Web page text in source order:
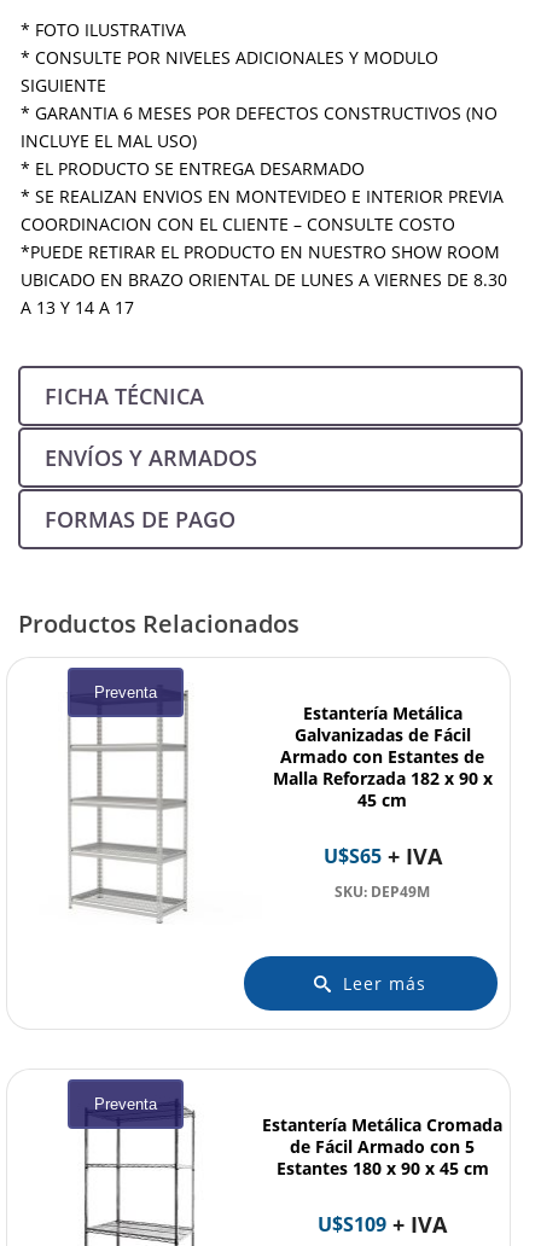
* FOTO ILUSTRATIVA
* CONSULTE POR NIVELES ADICIONALES Y MODULO
SIGUIENTE
* GARANTIA 6 MESES POR DEFECTOS CONSTRUCTIVOS (NO
INCLUYE EL MAL USO)
* EL PRODUCTO SE ENTREGA DESARMADO
* SE REALIZAN ENVIOS EN MONTEVIDEO E INTERIOR PREVIA
COORDINACION CON EL CLIENTE – CONSULTE COSTO
*PUEDE RETIRAR EL PRODUCTO EN NUESTRO SHOW ROOM
UBICADO EN BRAZO ORIENTAL DE LUNES A VIERNES DE 8.30
A 13 Y 14 A 17
FICHA TÉCNICA
ENVÍOS Y ARMADOS
FORMAS DE PAGO
Productos Relacionados
Estantería Metálica
Galvanizadas de Fácil
Armado con Estantes de
Malla Reforzada 182 x 90 x
45 cm
Preventa
U$S65+ IVA
SKU: DEP49M
Leer más
Estantería Metálica Cromada
de Fácil Armado con 5
Estantes 180 x 90 x 45 cm
Preventa
U$S109 + IVA